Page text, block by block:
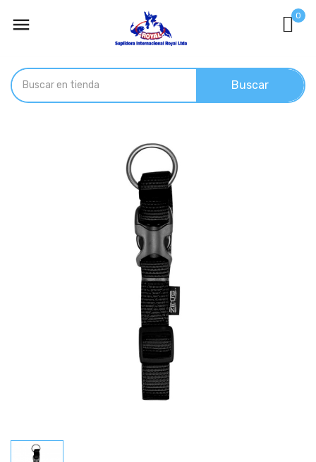
 0
Buscar